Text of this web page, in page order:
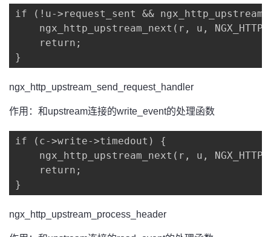
if (!u->request_sent &&
ngx_http_upstream_next(r, u,
return;
}
ngx_http_upstream_send_request_handler
作用：和upstream连接的write_event的处理函数
if (c->write->timedout) {
ngx_http_upstream_next(r, u,
return;
}
ngx_http_upstream_process_header